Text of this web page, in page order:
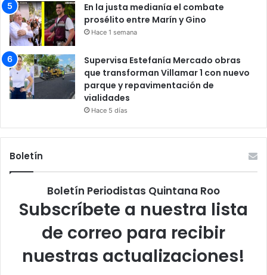
En la justa medianía el combate
prosélito entre Marín y Gino
Hace 1 semana
Supervisa Estefanía Mercado obras
que transforman Villamar 1 con nuevo
parque y repavimentación de
vialidades
Hace 5 días
Boletín
Boletín Periodistas Quintana Roo
Subscríbete a nuestra lista
de correo para recibir
nuestras actualizaciones!